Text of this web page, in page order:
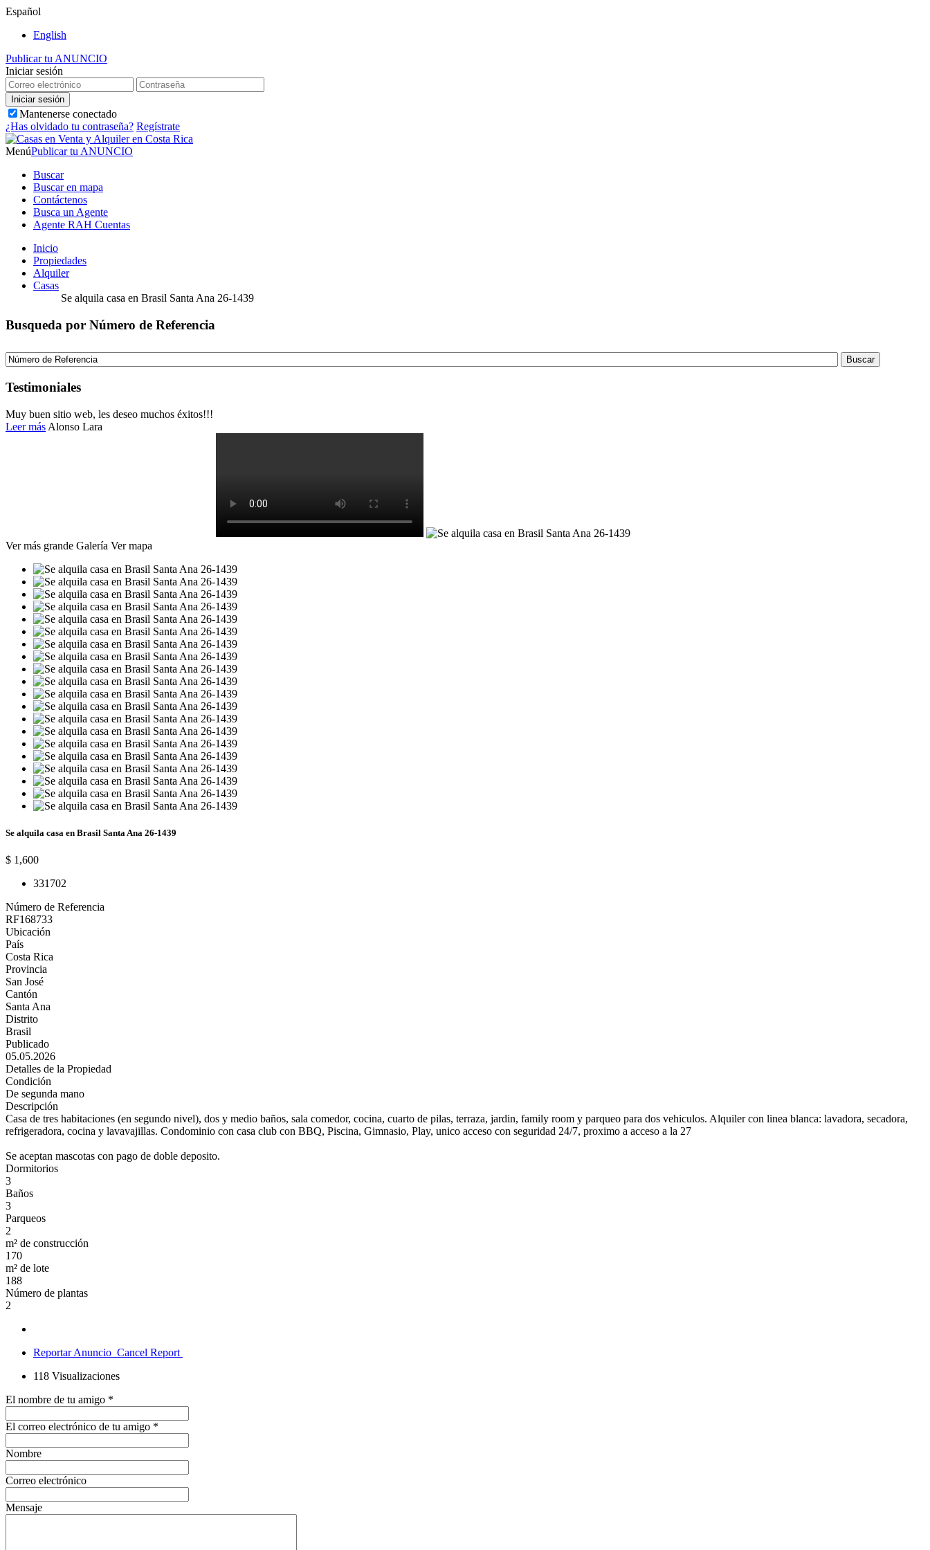
Español
English
Publicar tu ANUNCIO
Iniciar sesión
Mantenerse conectado
¿Has olvidado tu contraseña? Regístrate
MenúPublicar tu ANUNCIO
Buscar
Buscar en mapa
Contáctenos
Busca un Agente
Agente RAH Cuentas
Inicio
Propiedades
Alquiler
Casas
Se alquila casa en Brasil Santa Ana 26-1439
Busqueda por Número de Referencia
Testimoniales
Muy buen sitio web, les deseo muchos éxitos!!!
Leer más Alonso Lara
Ver más grande Galería Ver mapa
Se alquila casa en Brasil Santa Ana 26-1439
$ 1,600
331702
Número de Referencia
RF168733
Ubicación
País
Costa Rica
Provincia
San José
Cantón
Santa Ana
Distrito
Brasil
Publicado
05.05.2026
Detalles de la Propiedad
Condición
De segunda mano
Descripción
Casa de tres habitaciones (en segundo nivel), dos y medio baños, sala comedor, cocina, cuarto de pilas, terraza, jardin, family room y parqueo para dos vehiculos. Alquiler con linea blanca: lavadora, secadora,
refrigeradora, cocina y lavavajillas. Condominio con casa club con BBQ, Piscina, Gimnasio, Play, unico acceso con seguridad 24/7, proximo a acceso a la 27
Se aceptan mascotas con pago de doble deposito.
Dormitorios
3
Baños
3
Parqueos
2
m² de construcción
170
m² de lote
188
Número de plantas
2
Reportar Anuncio Cancel Report
118 Visualizaciones
El nombre de tu amigo *
El correo electrónico de tu amigo *
Nombre
Correo electrónico
Mensaje